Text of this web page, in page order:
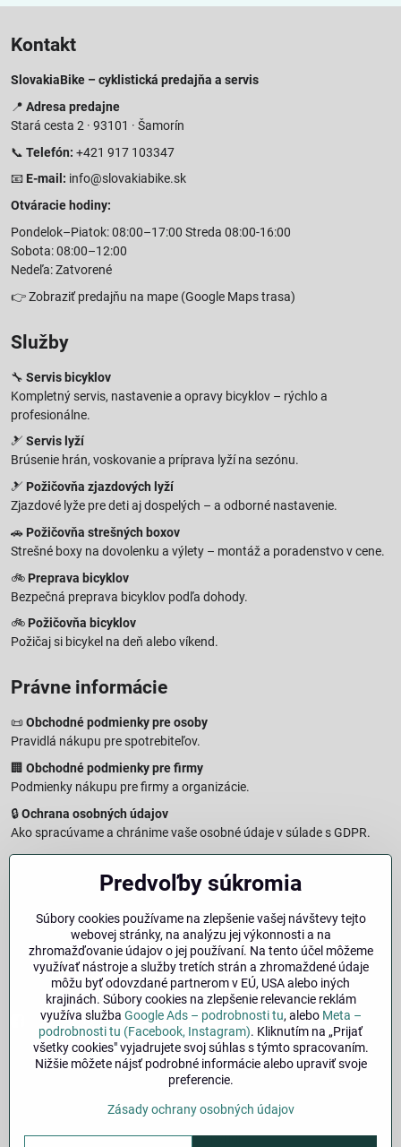
Kontakt
SlovakiaBike – cyklistická predajňa a servis
📍 Adresa predajne
Stará cesta 2 · 93101 · Šamorín
📞 Telefón: +421 917 103347
📧 E-mail: info@slovakiabike.sk
Otváracie hodiny:
Pondelok–Piatok: 08:00–17:00 Streda 08:00-16:00
Sobota: 08:00–12:00
Nedeľa: Zatvorené
👉Zobraziť predajňu na mape (Google Maps trasa)
Služby
🔧 Servis bicyklov
Kompletný servis, nastavenie a opravy bicyklov – rýchlo a
profesionálne.
🎿 Servis lyží
Brúsenie hrán, voskovanie a príprava lyží na sezónu.
🎿 Požičovňa zjazdových lyží
Zjazdové lyže pre deti aj dospelých – a odborné nastavenie.
🚗 Požičovňa strešných boxov
Strešné boxy na dovolenku a výlety – montáž a poradenstvo v cene.
🚲 Preprava bicyklov
Bezpečná preprava bicyklov podľa dohody.
🚲 Požičovňa bicyklov
Požičaj si bicykel na deň alebo víkend.
Právne informácie
📜 Obchodné podmienky pre osoby
Pravidlá nákupu pre spotrebiteľov.
🏢 Obchodné podmienky pre firmy
Podmienky nákupu pre firmy a organizácie.
🔒Ochrana osobných údajov
Ako spracúvame a chránime vaše osobné údaje v súlade s GDPR.
🧾Reklamačný formulár
Jednoduché podanie reklamácie
Vzorový formulár pre odstúpenie od zmluvy a vrátenie tovaru.
Právna doložka – Autorské práva
Informácie o ochrane obsahu, značiek a fotografií vrátane
podmienok.
Facebook Instagram
🚚Doprava| 💳Platba| 🔁Výber veľkosti
©2026Copyright
Predvoľby súkromia
Súbory cookies používame na zlepšenie vašej návštevy tejto
webovej stránky, na analýzu jej výkonnosti a na
zhromažďovanie údajov o jej používaní. Na tento účel môžeme
využívať nástroje a služby tretích strán a zhromaždené údaje
môžu byť odovzdané partnerom v EÚ, USA alebo iných
krajinách. Súbory cookies na zlepšenie relevancie reklám
využíva služba Google Ads – podrobnosti tu, alebo Meta –
podrobnosti tu (Facebook, Instagram). Kliknutím na „Prijať
všetky cookies" vyjadrujete svoj súhlas s týmto spracovaním.
Nižšie môžete nájsť podrobné informácie alebo upraviť svoje
preferencie.
Zásady ochrany osobných údajov